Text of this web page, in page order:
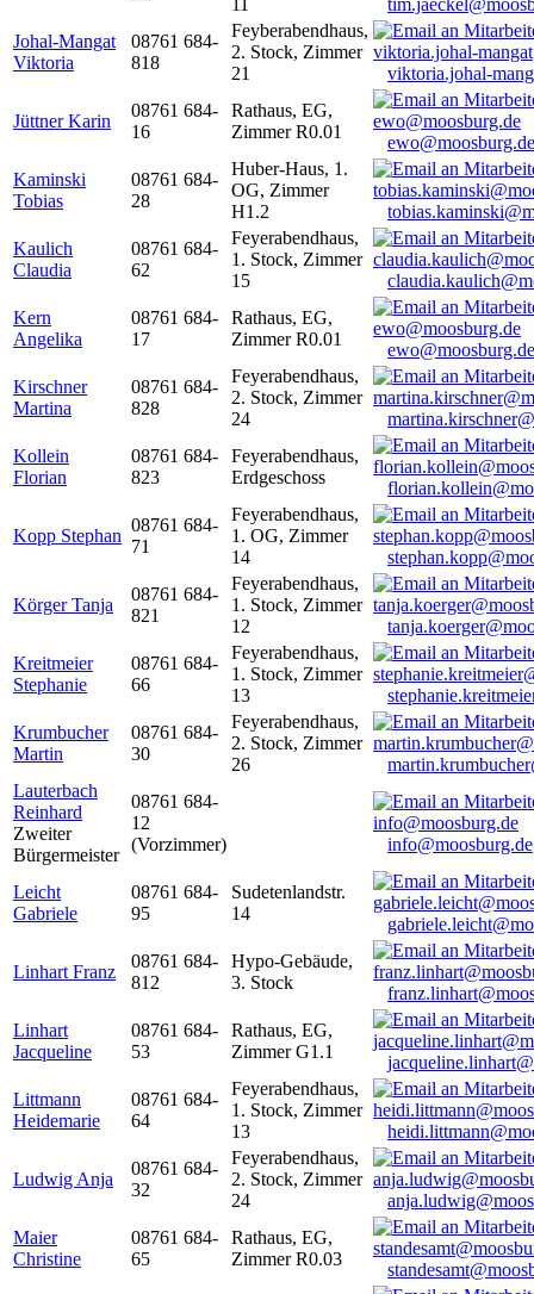
11
Johal-Mangat
Viktoria
08761 684-
818
Feyberabendhaus,
2. Stock, Zimmer
21
viktoria.johal-
Jüttner Karin
08761 684-
16
Rathaus, EG,
Zimmer R0.01
ewo@moosburg.de
Kaminski
Tobias
08761 684-
28
Huber-Haus, 1.
OG, Zimmer
H1.2
Kaulich
Claudia
08761 684-
62
Feyerabendhaus,
1. Stock, Zimmer
15
Kern
Angelika
08761 684-
17
Rathaus, EG,
Zimmer R0.01
ewo@moosburg.de
Kirschner
Martina
08761 684-
828
Feyerabendhaus,
2. Stock, Zimmer
24
Kollein
Florian
08761 684-
823
Feyerabendhaus,
Erdgeschoss
Kopp Stephan
08761 684-
71
Feyerabendhaus,
1. OG, Zimmer
14
Körger Tanja
08761 684-
821
Feyerabendhaus,
1. Stock, Zimmer
12
Kreitmeier
Stephanie
08761 684-
66
Feyerabendhaus,
1. Stock, Zimmer
13
Krumbucher
Martin
08761 684-
30
Feyerabendhaus,
2. Stock, Zimmer
26
Lauterbach
Reinhard
Zweiter
Bürgermeister
08761 684-
12
(Vorzimmer)
info@moosburg.de
Leicht
Gabriele
08761 684-
95
Sudetenlandstr.
14
Linhart Franz
08761 684-
812
Hypo-Gebäude,
3. Stock
Linhart
Jacqueline
08761 684-
53
Rathaus, EG,
Zimmer G1.1
Littmann
Heidemarie
08761 684-
64
Feyerabendhaus,
1. Stock, Zimmer
13
Ludwig Anja
08761 684-
32
Feyerabendhaus,
2. Stock, Zimmer
24
Maier
Christine
08761 684-
65
Rathaus, EG,
Zimmer R0.03